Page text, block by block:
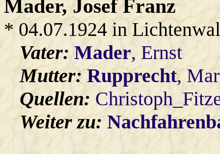
Mader, Josef Franz
* 04.07.1924 in
Vater:Mader, Ernst
Mutter:Rupprecht,
Quellen:
Weiter zu: